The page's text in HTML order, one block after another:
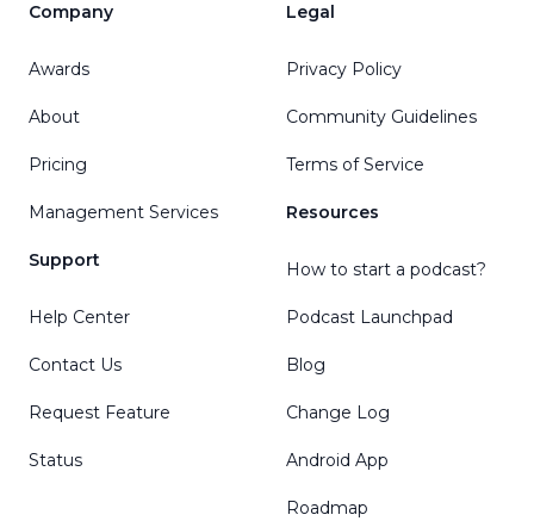
Company
Awards
About
Pricing
Management Services
Support
Help Center
Contact Us
Request Feature
Status
Legal
Privacy Policy
Community Guidelines
Terms of Service
Resources
How to start a podcast?
Podcast Launchpad
Blog
Change Log
Android App
Roadmap